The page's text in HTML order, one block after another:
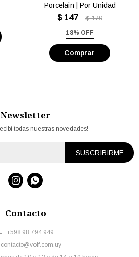
Porcelain | Por Unidad
$ 147 $ 179
18% OFF
Contacto
+598 98 794 949
contacto@volf.com.uy
Newsletter
todas nuestras novedades!
SUSCRIBIRME
 